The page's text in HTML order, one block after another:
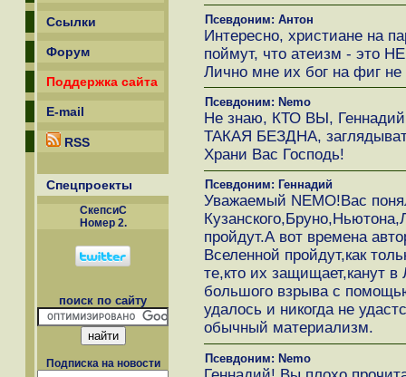
Ссылки
Форум
Поддержка сайта
E-mail
RSS
Спецпроекты
СкепсиС
Номер 2.
поиск по сайту
Подписка на новости
Псевдоним: Антон
Интересно, христиане на
поймут, что атеизм - это
Лично мне их бог на фиг не
Псевдоним: Nemo
Не знаю, КТО ВЫ,
ТАКАЯ БЕЗДНА,
Храни Вас Господь!
Псевдоним: Геннадий
Уважаемый NEMO!Вас
пройдут.А вот времена
Вселенной пройдут,как
те,кто их защищает,канут в
большого взрыва с
удалось и никогда не
обычный материализм.
Псевдоним: Nemo